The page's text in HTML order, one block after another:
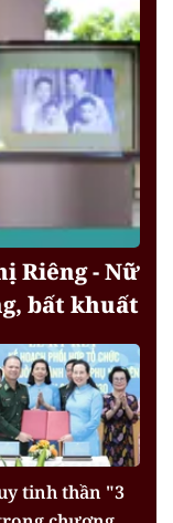
Riêng - Nữ
bất khuất
tinh thần "3